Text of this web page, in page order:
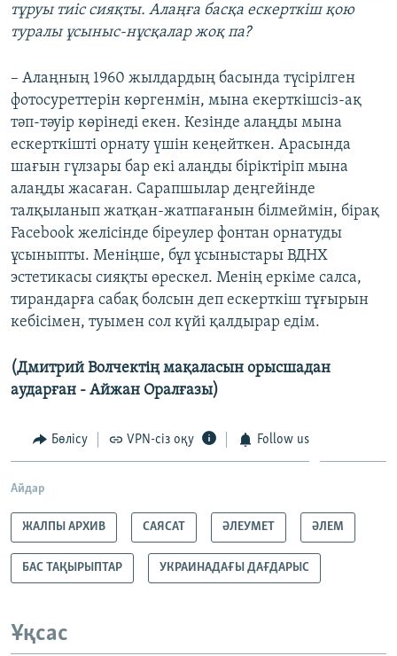
тұруы тиіс сияқты. Алаңға басқа ескерткіш қою
туралы ұсыныс-нұсқалар жоқ па?
– Алаңның 1960 жылдардың басында түсірілген
фотосуреттерін көргенмін, мына екерткішсіз-ақ
тәп-тәуір көрінеді екен. Кезінде алаңды мына
ескерткішті орнату үшін кеңейткен. Арасында
шағын гүлзары бар екі алаңды біріктіріп мына
алаңды жасаған. Сарапшылар деңгейінде
талқыланып жатқан-жатпағанын білмеймін, бірақ
Facebook желісінде біреулер фонтан орнатуды
ұсыныпты. Меніңше, бұл ұсыныстары ВДНХ
эстетикасы сияқты өрескел. Менің еркіме салса,
тирандарға сабақ болсын деп ескерткіш тұғырын
кебісімен, туымен сол күйі қалдырар едім.
(Дмитрий Волчектің мақаласын орысшадан
аударған - Айжан Оралғазы)
Бөлісу VPN-сіз оқу Follow us
Айдар
ЖАЛПЫ АРХИВ САЯСАТ ӘЛЕУМЕТ ӘЛЕМ
БАС ТАҚЫРЫПТАР УКРАИНАДАҒЫ ДАҒДАРЫС
Ұқсас